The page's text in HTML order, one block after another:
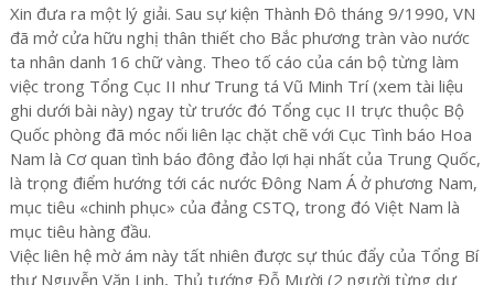
Xin đưa ra một lý giải. Sau sự kiện Thành Đô tháng 9/1990, VN
đã mở cửa hữu nghị thân thiết cho Bắc phương tràn vào nước
ta nhân danh 16 chữ vàng. Theo tố cáo của cán bộ từng làm
việc trong Tổng Cục II như Trung tá Vũ Minh Trí (xem tài liệu
ghi dưới bài này) ngay từ trước đó Tổng cục II trực thuộc Bộ
Quốc phòng đã móc nối liên lạc chặt chẽ với Cục Tình báo Hoa
Nam là Cơ quan tình báo đông đảo lợi hại nhất của Trung Quốc,
là trọng điểm hướng tới các nước Đông Nam Á ở phương Nam,
mục tiêu «chinh phục» của đảng CSTQ, trong đó Việt Nam là
mục tiêu hàng đầu.
Việc liên hệ mờ ám này tất nhiên được sự thúc đẩy của Tổng Bí
thư Nguyễn Văn Linh, Thủ tướng Đỗ Mười (2 người từng dự